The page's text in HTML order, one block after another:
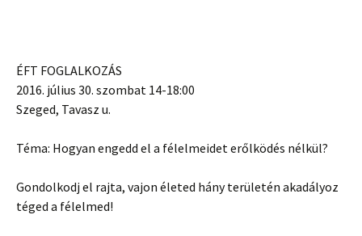
ÉFT FOGLALKOZÁS
2016. július 30. szombat 14-18:00
Szeged, Tavasz u.
Téma: Hogyan engedd el a félelmeidet erőlködés nélkül?
Gondolkodj el rajta, vajon életed hány területén akadályoz
téged a félelmed!